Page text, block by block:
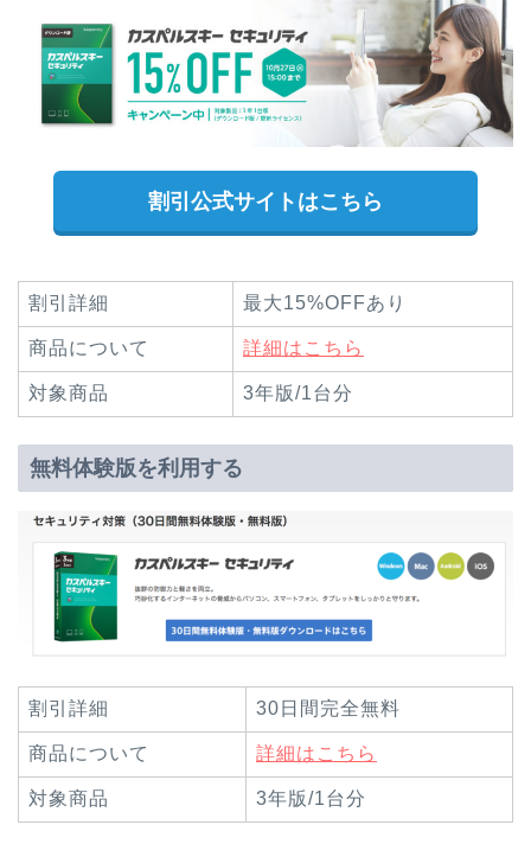
割引公式サイトはこちら
割引詳細 最大15%OFFあり
商品について 詳細はこちら
対象商品 3年版/1台分
無料体験版を利用する
割引詳細 30日間完全無料
商品について 詳細はこちら
対象商品 3年版/1台分